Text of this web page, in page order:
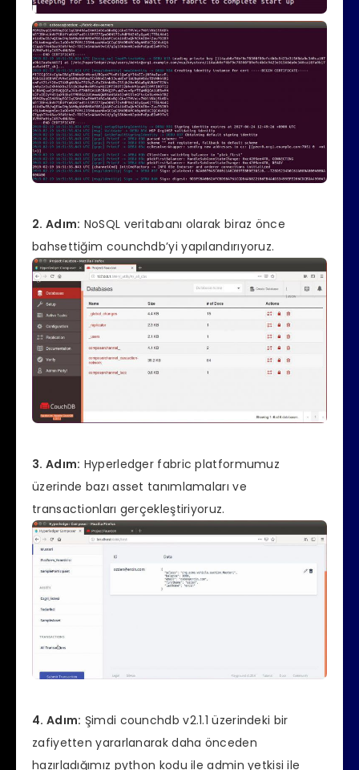
2. Adım: NoSQL veritabanı olarak biraz önce
bahsettiğim counchdb’yi yapılandırıyoruz.
3. Adım: Hyperledger fabric platformumuz
üzerinde bazı asset tanımlamaları ve
transactionları gerçekleştiriyoruz.
4. Adım: Şimdi counchdb v2.1.1 üzerindeki bir
zafiyetten yararlanarak daha önceden
hazırladığımız python kodu ile admin yetkisi ile